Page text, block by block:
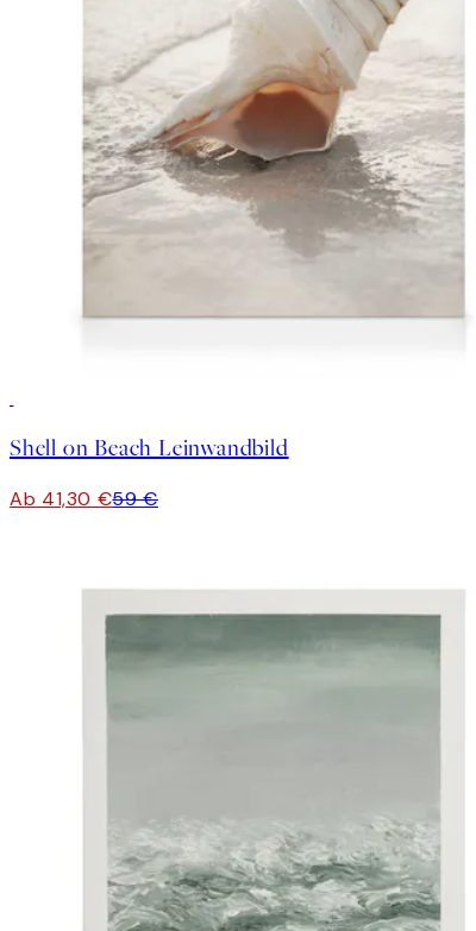
Shell on Beach Leinwandbild
Ab 41,30 €59 €